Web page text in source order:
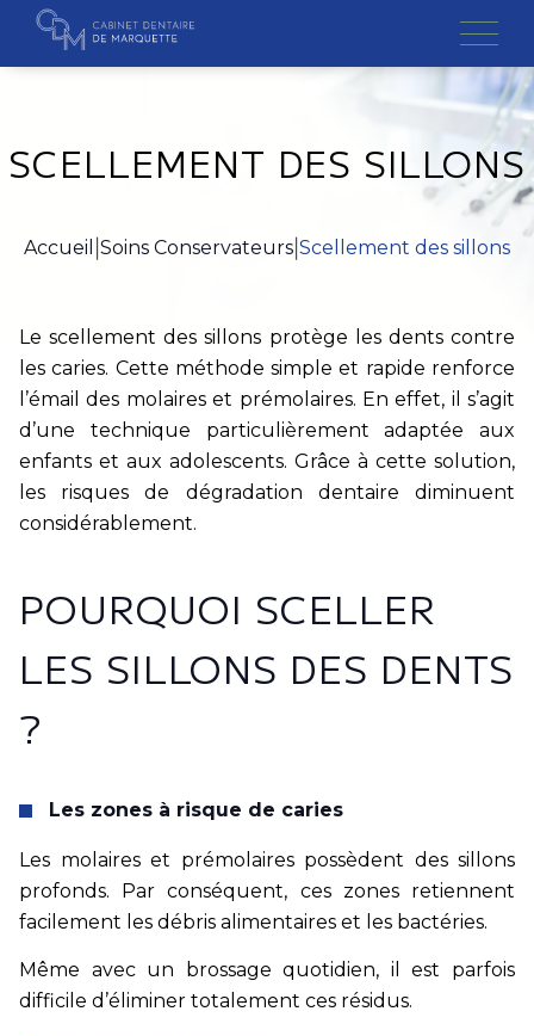
Skip
content
Cabinet
Cas cliniques
Conseils / FAQ
Questionnaire
16 rue du Pont de L’Abbaye 59520 MARQUETTE-
Dr Thomas Muny
Dr Jade Misztal
Dr Quorentin Josien
SCELLEMENT DES SILLONS
Accueil Soins Conservateurs Scellement des sillons
Le scellement des sillons protège les dents contre
les caries. Cette méthode simple et rapide renforce
l’émail des molaires et prémolaires. En effet, il s’agit
d’une technique particulièrement adaptée aux
enfants et aux adolescents. Grâce à cette solution,
les risques de dégradation dentaire diminuent
considérablement.
POURQUOI SCELLER
LES SILLONS DES DENTS
?
Les zones à risque de caries
Les molaires et prémolaires possèdent des sillons
profonds. Par conséquent, ces zones retiennent
facilement les débris alimentaires et les bactéries.
Même avec un brossage quotidien, il est parfois
difficile d’éliminer totalement ces résidus.
Nom *
Prénom *
Téléphone *
Email *
Message